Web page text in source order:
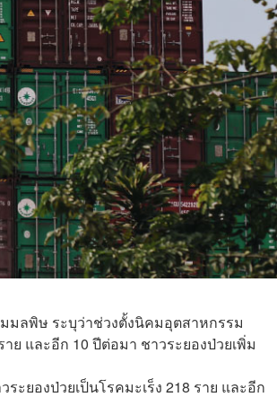
ลพิษ ระบุว่าช่วงตั้งนิคมอุตสาหกรรม
และอีก 10 ปีต่อมา ชาวระยองป่วยเพิ่ม
ยองป่วยเป็นโรคมะเร็ง 218 ราย และอีก